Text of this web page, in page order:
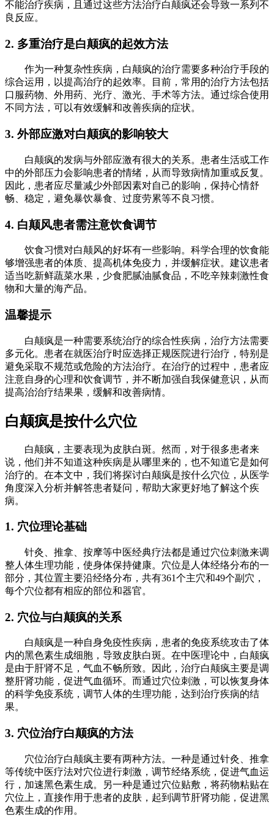
不能治疗疾病，且通过这些方法治疗白颠疯还会导致一系列不
良反应。
2. 多重治疗是白颠疯的起效方法
作为一种复杂性疾病，白颠疯的治疗需要多种治疗手段的
综合运用，以提高治疗的起效率。目前，常用的治疗方法包括
口服药物、外用药、光疗、激光、手术等方法。通过综合使用
不同方法，可以有效缓解和改善疾病的症状。
3. 外部应激对白颠疯的影响较大
白颠疯的发病与外部应激有很大的关系。患者生活或工作
中的外部压力会影响患者的情绪，从而导致病情加重或反复。
因此，患者应尽量减少外部因素对自己的影响，保持心情舒
畅、稳定，避免暴饮暴食、过度劳累等不良习惯。
4. 白颠风患者需注意饮食调节
饮食习惯对白颠风的好坏有一些影响。科学合理的饮食能
够增强患者的体质、提高机体免疫力，并缓解症状。建议患者
适当吃新鲜蔬菜水果，少食肥腻油腻食品，不吃辛辣刺激性食
物和大量的海产品。
温馨提示
白颠疯是一种需要系统治疗的综合性疾病，治疗方法需要
多元化。患者在就医治疗时应选择正规医院进行治疗，特别是
避免采取不规范或危险的方法治疗。在治疗的过程中，患者应
注意自身的心理和饮食调节，并不断加强自我保健意识，从而
提高治治疗结果果，缓解和改善病情。
白颠疯是按什么穴位
白颠疯，主要表现为皮肤白斑。然而，对于很多患者来
说，他们并不知道这种疾病是从哪里来的，也不知道它是如何
治疗的。在本文中，我们将探讨白颠疯是按什么穴位，从医学
角度深入分析并解答患者疑问，帮助大家更好地了解这个疾
病。
1. 穴位理论基础
针灸、推拿、按摩等中医经典疗法都是通过穴位刺激来调
整人体生理功能，使身体保持健康。穴位是人体经络分布的一
部分，其位置主要沿经络分布，共有361个主穴和49个副穴，
每个穴位都有相应的部位和器官。
2. 穴位与白颠疯的关系
白颠疯是一种自身免疫性疾病，患者的免疫系统攻击了体
内的黑色素生成细胞，导致皮肤白斑。在中医理论中，白颠疯
是由于肝肾不足，气血不畅所致。因此，治疗白颠疯主要是调
整肝肾功能，促进气血循环。而通过穴位刺激，可以恢复身体
的科学免疫系统，调节人体的生理功能，达到治疗疾病的结
果。
3. 穴位治疗白颠疯的方法
穴位治疗白颠疯主要有两种方法。一种是通过针灸、推拿
等传统中医疗法对穴位进行刺激，调节经络系统，促进气血运
行，加速黑色素生成。另一种是通过穴位贴敷，将药物粘贴在
穴位上，直接作用于患者的皮肤，起到调节肝肾功能，促进黑
色素生成的作用。